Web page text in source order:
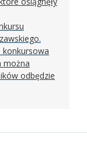
konkursowa
można
odbędzie